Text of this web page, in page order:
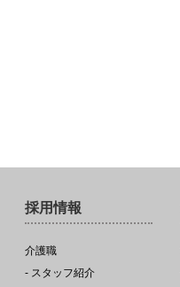
採用情報
介護職
- スタッフ紹介